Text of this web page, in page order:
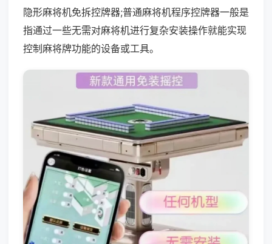
隐形麻将机免拆控牌器;普通麻将机程序控牌器一般是
指通过一些无需对麻将机进行复杂安装操作就能实现
控制麻将牌功能的设备或工具。